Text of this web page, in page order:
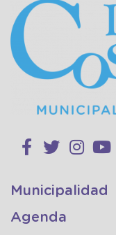
Municipalidad
Agenda